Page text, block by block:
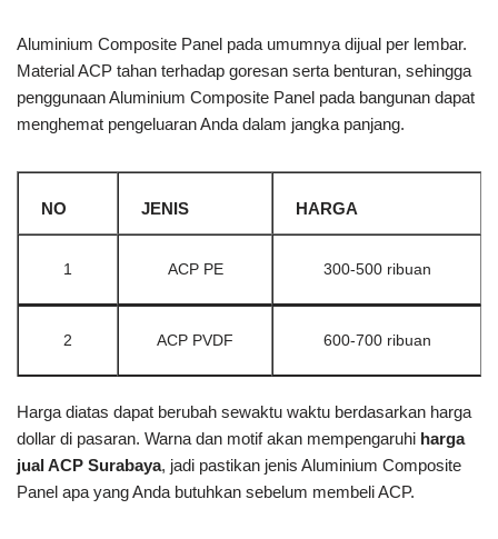
Aluminium Composite Panel pada umumnya dijual per lembar.
Material ACP tahan terhadap goresan serta benturan, sehingga
penggunaan Aluminium Composite Panel pada bangunan dapat
menghemat pengeluaran Anda dalam jangka panjang.
NO JENIS HARGA
1 ACP PE 300-500 ribuan
2 ACP PVDF 600-700 ribuan
Harga diatas dapat berubah sewaktu waktu berdasarkan harga
dollar di pasaran. Warna dan motif akan mempengaruhi harga
jual ACP Surabaya, jadi pastikan jenis Aluminium Composite
Panel apa yang Anda butuhkan sebelum membeli ACP.